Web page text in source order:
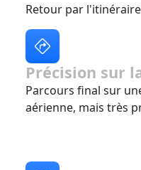
Retour par
Précision sur
Parcours final sur
aérienne, mais très